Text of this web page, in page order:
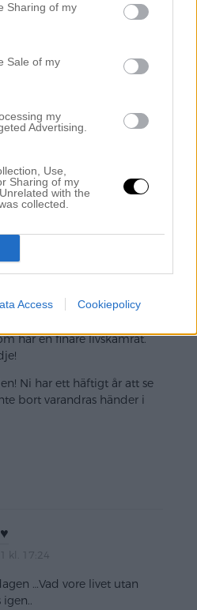
Sharing of my
Sale of my
my
Advertising.
Use,
Sharing of my
with the
collected.
Access Cookiepolicy
kl. 17:14
gått in här. Så underbart
lilla L på väg. Grattis till er.
kl. 17:18
Visst är det underbart när
att om det inte funkar
inte med någon. Då är
ska leva i ett
någonsin! När jag går in
har en finare livskamrat.
Ni har ett häftigt år att se
bort varandras händer i
kl. 17:24
…Vad vore livet utan
igen..